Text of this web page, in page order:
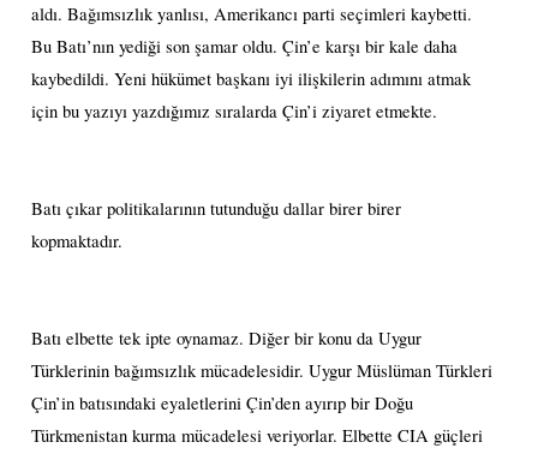
aldı. Bağımsızlık yanlısı, Amerikancı parti seçimleri kaybetti.
Bu Batı’nın yediği son şamar oldu. Çin’e karşı bir kale daha
kaybedildi. Yeni hükümet başkanı iyi ilişkilerin adımını atmak
için bu yazıyı yazdığımız sıralarda Çin’i ziyaret etmekte.
Batı çıkar politikalarının tutunduğu dallar birer birer
kopmaktadır.
Batı elbette tek ipte oynamaz. Diğer bir konu da Uygur
Türklerinin bağımsızlık mücadelesidir. Uygur Müslüman Türkleri
Çin’in batısındaki eyaletlerini Çin’den ayırıp bir Doğu
Türkmenistan kurma mücadelesi veriyorlar. Elbette CIA güçleri